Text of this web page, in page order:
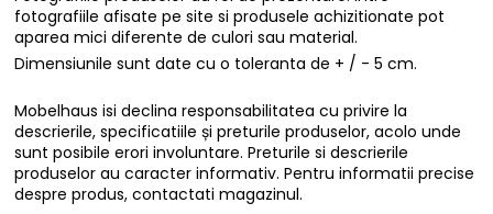
fotografiile afisate pe site si produsele achizitionate pot
aparea mici diferente de culori sau material.
Dimensiunile sunt date cu o toleranta de + / - 5 cm.
Mobelhaus isi declina responsabilitatea cu privire la
descrierile, specificatiile și preturile produselor, acolo unde
sunt posibile erori involuntare. Preturile si descrierile
produselor au caracter informativ. Pentru informatii precise
despre produs, contactati magazinul.